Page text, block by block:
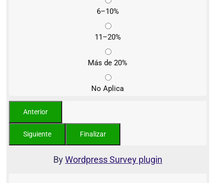
6–10%
11–20%
Más de 20%
No Aplica
ByWordpress Survey plugin